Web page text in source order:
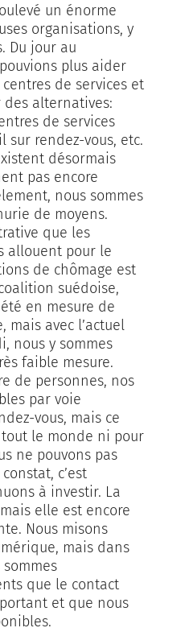
un énorme
organisations, y
Du jour au
plus aider
de services et
des alternatives:
de services
sur rendez-vous, etc.
désormais
pas encore
nous sommes
de moyens.
que les
allouent pour le
de chômage est
suédoise,
en mesure de
mais avec l’actuel
nous y sommes
faible mesure.
de personnes, nos
par voie
vous, mais ce
tout le monde ni pour
ne pouvons pas
c’est
à investir. La
elle est encore
Nous misons
mais dans
que le contact
et que nous